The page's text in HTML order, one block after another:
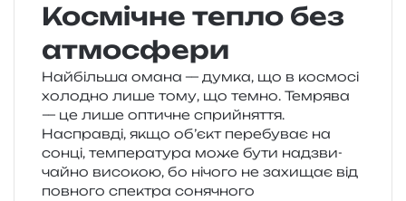
Космічне тепло без
атмосфери
Найбільша омана — думка, що в космо­сі
холо­дно лише тому, що темно. Темрява
— це лише опти­чне сприйня­т­тя.
Насправді, якщо об’єкт пере­бу­ває на
сонці, тем­пе­ра­ту­ра може бути над­зви­
чай­но висо­кою, бо нічо­го не захи­щає від
пов­но­го спе­ктра соня­чно­го